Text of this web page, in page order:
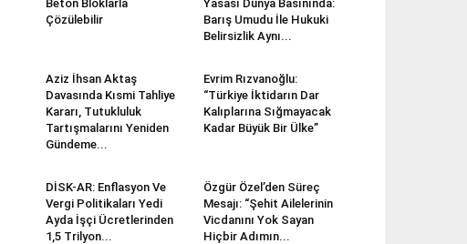
Beton Bloklarla
Çözülebilir
Yasası Dünya Basınında:
Barış Umudu İle Hukuki
Belirsizlik Aynı...
Aziz İhsan Aktaş
Davasında Kısmi Tahliye
Kararı, Tutukluluk
Tartışmalarını Yeniden
Gündeme...
Evrim Rızvanoğlu:
“Türkiye İktidarın Dar
Kalıplarına Sığmayacak
Kadar Büyük Bir Ülke”
DİSK-AR: Enflasyon Ve
Vergi Politikaları Yedi
Ayda İşçi Ücretlerinden
1,5 Trilyon...
Özgür Özel’den Süreç
Mesajı: “Şehit Ailelerinin
Vicdanını Yok Sayan
Hiçbir Adımın...